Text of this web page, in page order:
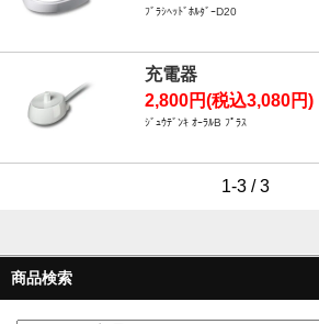
ﾌﾞﾗｼﾍｯﾄﾞﾎﾙﾀﾞｰD20
充電器
2,800円(税込3,080円)
ｼﾞｭｳﾃﾞﾝｷ ｵｰﾗﾙB ﾌﾟﾗｽ
1-3 / 3
商品検索